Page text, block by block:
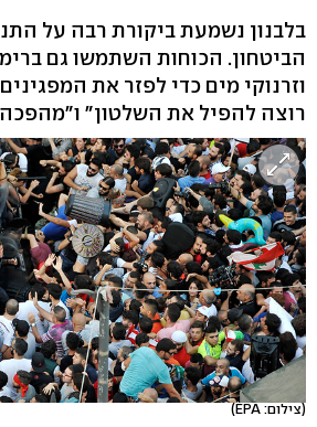
בלבנון נשמעת ביקורת רבה על
הביטחון. הכוחות השתמשו גם
וזרנוקי מים כדי לפזר את
רוצה להפיל את השלטון"
(צילום: EPA)